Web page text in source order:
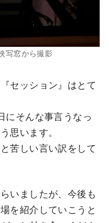
写窓から撮影
セッション』はとて
にそんな事言うなっ
思います。
苦しい言い訳をして
いましたが、今後も
を紹介していこうと